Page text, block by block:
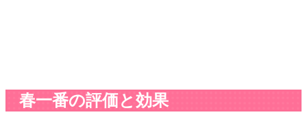
春一番の評価と効果